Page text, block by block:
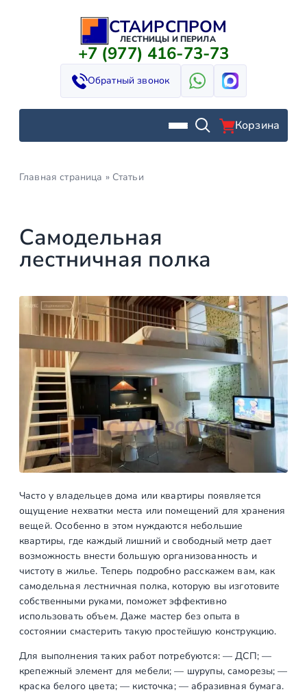
СТАИРСПРОМ
ЛЕСТНИЦЫ И ПЕРИЛА
+7 (977) 416-73-73
Обратный звонок
Корзина
Главная страница » Статьи
Самодельная
лестничная полка
Часто у владельцев дома или квартиры появляется
ощущение нехватки места или помещений для хранения
вещей. Особенно в этом нуждаются небольшие
квартиры, где каждый лишний и свободный метр дает
возможность внести большую организованность и
чистоту в жилье. Теперь подробно расскажем вам, как
самодельная лестничная полка, которую вы изготовите
собственными руками, поможет эффективно
использовать объем. Даже мастер без опыта в
состоянии смастерить такую простейшую конструкцию.
Для выполнения таких работ потребуются: — ДСП; —
крепежный элемент для мебели; — шурупы, саморезы; —
краска белого цвета; — кисточка; — абразивная бумага.